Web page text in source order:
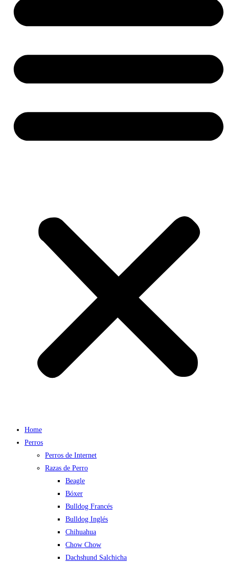
Home
Perros
Perros de Internet
Razas de Perro
Beagle
Bóxer
Bulldog Francés
Bulldog Inglés
Chihuahua
Chow Chow
Dachshund Salchicha